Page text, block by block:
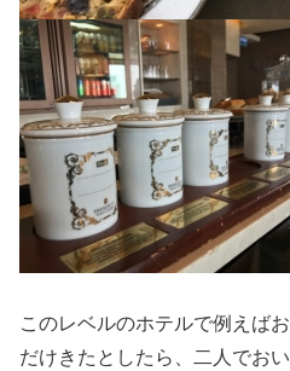
このレベルのホテルで例えば
だけきたとしたら、二人でお